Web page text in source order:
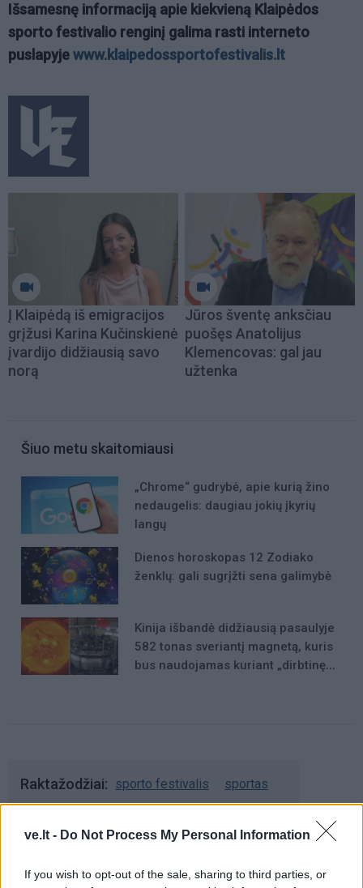
ve.lt - Do Not Process My Personal Information
If you wish to opt-out of the sale, sharing to third parties, or
Išsamesnę informaciją apie kiekvieną Klaipėdos
sporto festivalio renginį galima rasti interneto
puslapyjewww.klaipedossportofestivalis.lt
Į Klaipėdą iš emigracijos
grįžusi Karina Kučinskienė
įvardijo didžiausią savo
norą
Jūros šventę anksčiau
puošęs Anatolijus
Klemencovas: gal jau
užtenka
Šiuo metu skaitomiausi
„Chrome“ gudrybė, apie kurią žino
nedaugelis: daugiau jokių įkyrių
langų
Dienos horoskopas 12 Zodiako
ženklų: gali sugrįžti sena galimybė
Kinija išbandė didžiausią pasaulyje
582 tonas sveriantį magnetą, kuris
bus naudojamas kuriant „dirbtinę
Raktažodžiai sporto festivalis sportas